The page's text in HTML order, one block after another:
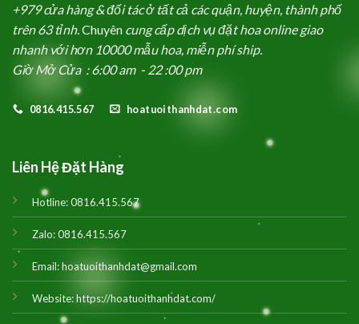
+979 cửa hàng & đối tác ở tất cả các quận, huyện, thành phố
trên 63 tỉnh.Chuyên cung cấp dịch vụ đặt hoa online giao
nhanh với hơn 10000 mẫu hoa, miễn phí ship.
Giờ Mở Cửa : 6:00 am - 22 :00 pm
0816.415.567 hoatuoithanhdat.com
Liên Hệ Đặt Hàng
Hotline:0816.415.567
Zalo:0816.415.567
Email:hoatuoithanhdat@gmail.com
Website:https://hoatuoithanhdat.com/